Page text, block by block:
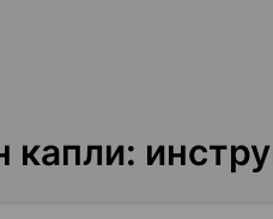
капли: